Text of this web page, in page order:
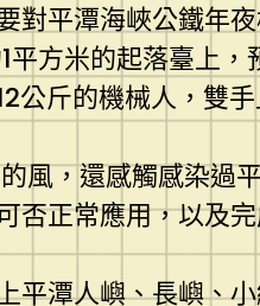
對平潭海峽公鐵年
方米的起落臺上
公斤的機械人，雙
風，還感觸感染
否正常應用，以及
平潭人嶼、長嶼、